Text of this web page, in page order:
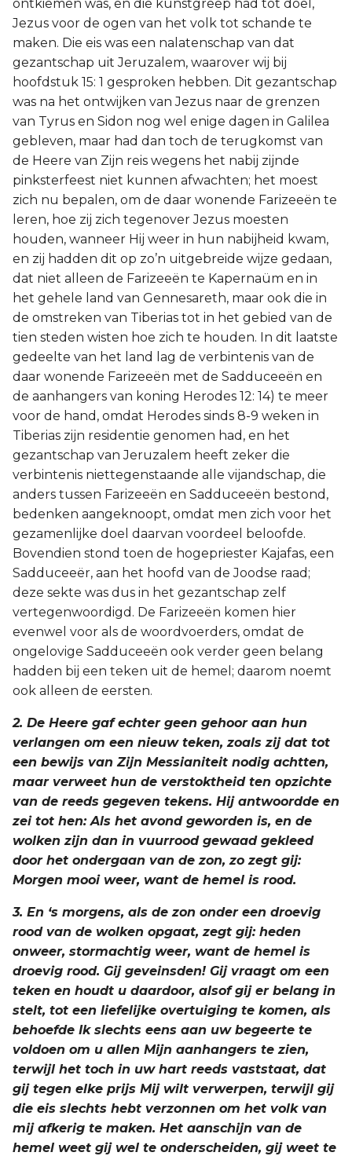
2. De Heere gaf echter geen gehoor aan hun
verlangen om een nieuw teken, zoals zij dat tot
een bewijs van Zijn Messianiteit nodig achtten,
maar verweet hun de verstoktheid ten opzichte
van de reeds gegeven tekens. Hij antwoordde en
zei tot hen: Als het avond geworden is, en de
wolken zijn dan in vuurrood gewaad gekleed
door het ondergaan van de zon, zo zegt gij:
Morgen mooi weer, want de hemel is rood.
3. En ‘s morgens, als de zon onder een droevig
rood van de wolken opgaat, zegt gij: heden
onweer, stormachtig weer, want de hemel is
droevig rood. Gij geveinsden! Gij vraagt om een
teken en houdt u daardoor, alsof gij er belang in
stelt, tot een liefelijke overtuiging te komen, als
behoefde Ik slechts eens aan uw begeerte te
voldoen om u allen Mijn aanhangers te zien,
terwijl het toch in uw hart reeds vaststaat, dat
gij tegen elke prijs Mij wilt verwerpen, terwijl gij
die eis slechts hebt verzonnen om het volk van
mij afkerig te maken. Het aanschijn van de
hemel weet gij wel te onderscheiden, gij weet te